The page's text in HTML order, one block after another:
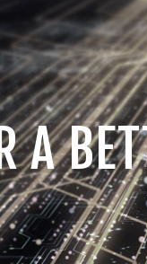
A